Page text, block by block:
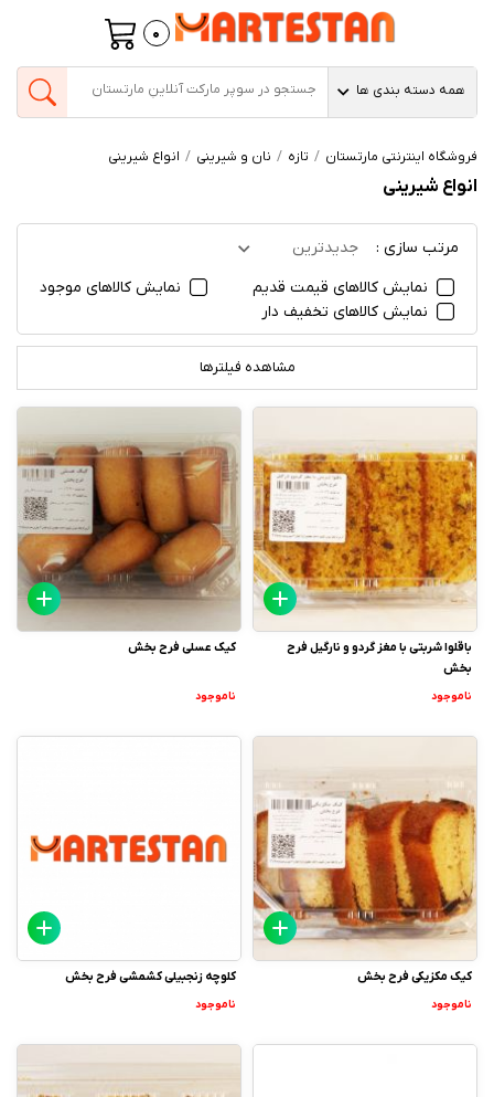
0
همه دسته بندی ها
فروشگاه اینترنتی مارتستان تازه نان و شیرینی انواع شیرینی
انواع شیرینی
مرتب سازی :
جدیدترین
نمایش کالاهای قیمت قدیم
نمایش کالاهای موجود
نمایش کالاهای تخفیف دار
مشاهده فیلترها
باقلوا شربتی با مغز گردو و نارگیل فرح
بخش
ناموجود
کیک عسلی فرح بخش
ناموجود
کیک مکزیکی فرح بخش
ناموجود
کلوچه زنجبیلی کشمشی فرح بخش
ناموجود